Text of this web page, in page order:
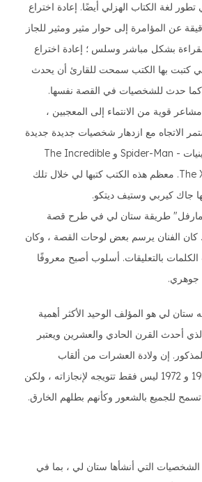
لغة الكتاب الهزلي أيضًا. إعادة اختراع
عن المؤامرة إلى حوار مثير ومثير للجاز
بشكل مباشر وسلس ؛ إعادة اختراع
كتبت بها الكتب سمحت للقارئ أن يحدث
كما حدث للشخصيات في القصة نفسها.
قوية من الانتماء إلى المعجبين ،
الاتجاه مع ازدهار شخصيات جديدة جديدة
في أوائل الستينيات - Spider-Man و The Incredible
Hulk و The X-Men. معظم هذه الكتب كتبها لي خلال تلك
جاك كيربي وستيف ديتكو.
طريقة ستان لي في طرح قصة
كان الفنان يرسم بعض لوحات القصة ، وكان
الكلمات بالتعليقات. أسلوب أصبح معروفًا
جوهري.
ستان لي هو المؤلف الوحيد الأكثر أهمية
أحدث القرن الحادي والعشرين ويعتبر
إن ولادة العشرات من ألقاب
Marvel بين عامي 1961 و 1972 ليس فقط تتويجه لإنجازاته ، ولكن
تسمح للجميع بالشعور وكأنهم بطلهم الخارق.
الشخصيات التي أنشأها ستان لي ، بما في